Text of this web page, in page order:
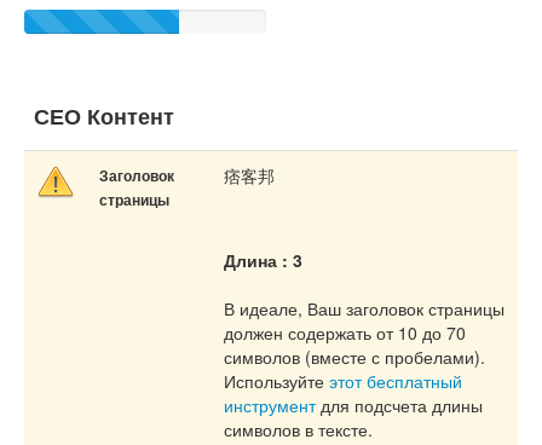
СЕО Контент
Заголовок
страницы
痞客邦
Длина : 3
В идеале, Ваш заголовок страницы
должен содержать от 10 до 70
символов (вместе с пробелами).
Используйте этот бесплатный
инструментдля подсчета длины
символов в тексте.